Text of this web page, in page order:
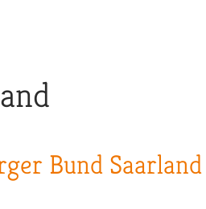
Bund Saarland